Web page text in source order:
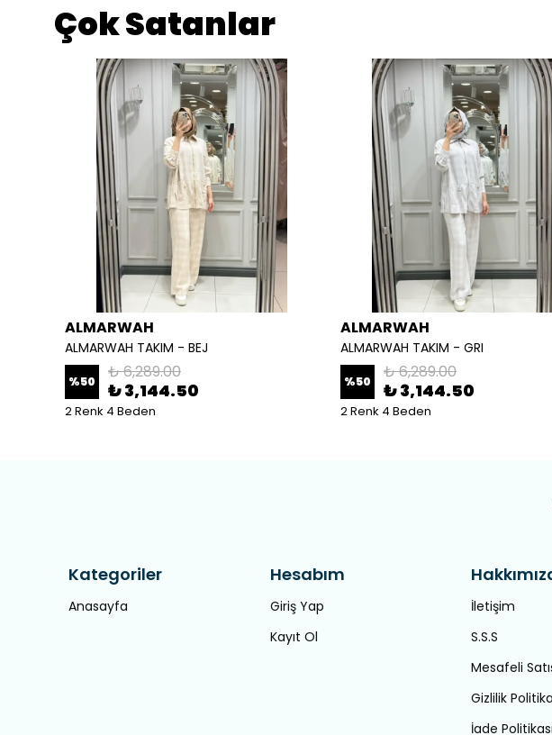
Çok Satanlar
ALMARWAH
ALMARWAH TAKIM - BEJ
%50 ₺ 6,289.00
₺ 3,144.50
2 Renk 4 Beden
ALMARWAH
ALMARWAH TAKIM - GRI
%50 ₺ 6,289.00
₺ 3,144.50
2 Renk 4 Beden
Kategoriler
Anasayfa
Hesabım
Giriş Yap
Kayıt Ol
İletişim
S.S.S
Mesafeli
Gizlilik
İade Politikası